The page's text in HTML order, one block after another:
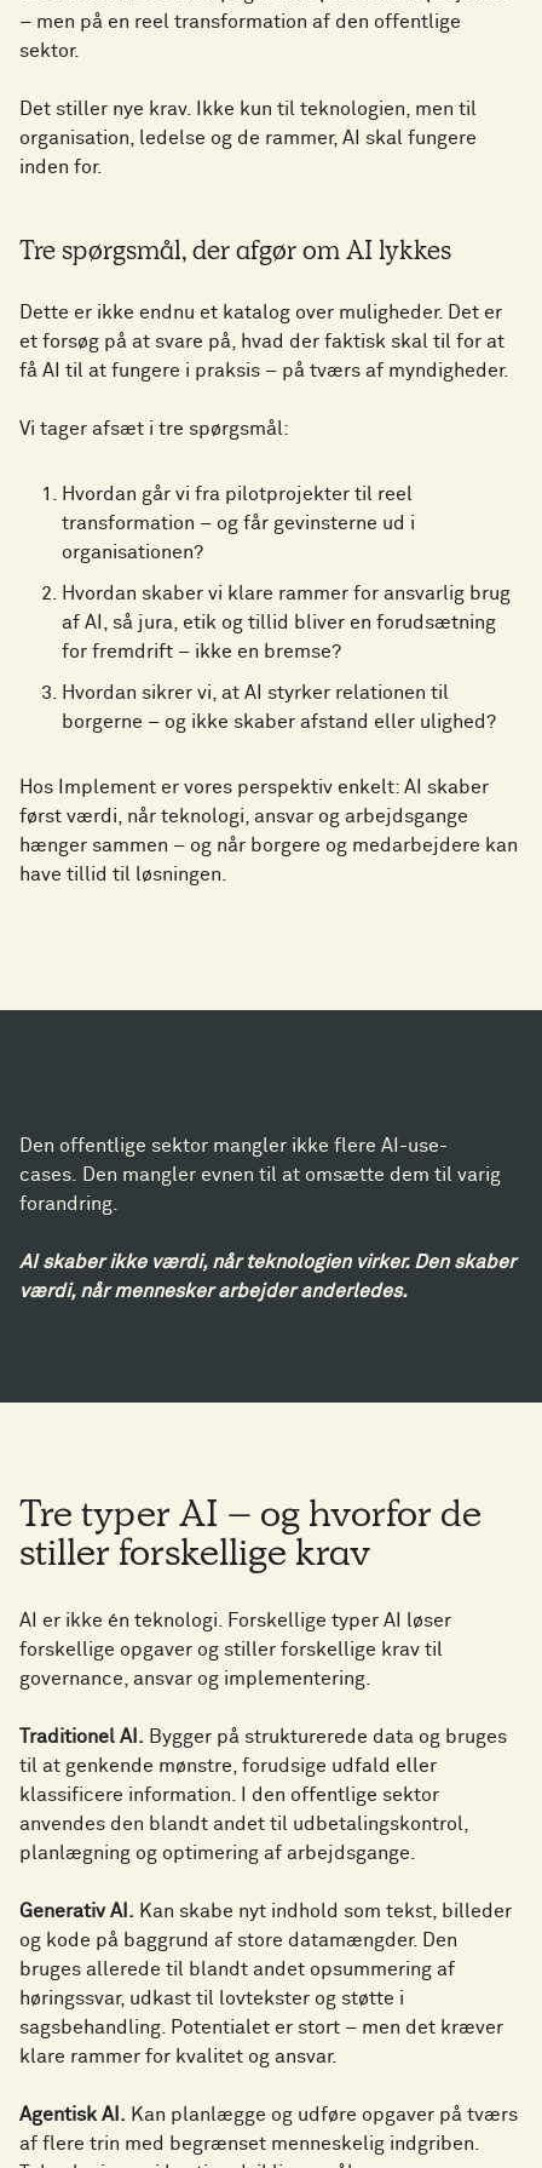
– men på en reel transformation af den offentlige
sektor.
Det stiller nye krav. Ikke kun til teknologien, men til
organisation, ledelse og de rammer, AI skal fungere
inden for.
Tre spørgsmål, der afgør om AI lykkes
Dette er ikke endnu et katalog over muligheder. Det er
et forsøg på at svare på, hvad der faktisk skal til for at
få AI til at fungere i praksis – på tværs af myndigheder.
Vi tager afsæt i tre spørgsmål:
Hvordan går vi fra pilotprojekter til reel
transformation – og får gevinsterne ud i
organisationen?
Hvordan skaber vi klare rammer for ansvarlig brug
af AI, så jura, etik og tillid bliver en forudsætning
for fremdrift – ikke en bremse?
Hvordan sikrer vi, at AI styrker relationen til
borgerne – og ikke skaber afstand eller ulighed?
Hos Implement er vores perspektiv enkelt: AI skaber
først værdi, når teknologi, ansvar og arbejdsgange
hænger sammen – og når borgere og medarbejdere kan
have tillid til løsningen.
Den offentlige sektor mangler ikke flere AI-use-
cases. Den mangler evnen til at omsætte dem til varig
forandring.
AI skaber ikke værdi, når teknologien virker. Den skaber
værdi, når mennesker arbejder anderledes.
Tre typer AI – og hvorfor de
stiller forskellige krav
AI er ikke én teknologi. Forskellige typer AI løser
forskellige opgaver og stiller forskellige krav til
governance, ansvar og implementering.
Traditionel AI. Bygger på strukturerede data og bruges
til at genkende mønstre, forudsige udfald eller
klassificere information. I den offentlige sektor
anvendes den blandt andet til udbetalingskontrol,
planlægning og optimering af arbejdsgange.
Generativ AI. Kan skabe nyt indhold som tekst, billeder
og kode på baggrund af store datamængder. Den
bruges allerede til blandt andet opsummering af
høringssvar, udkast til lovtekster og støtte i
sagsbehandling. Potentialet er stort – men det kræver
klare rammer for kvalitet og ansvar.
Agentisk AI. Kan planlægge og udføre opgaver på tværs
af flere trin med begrænset menneskelig indgriben.